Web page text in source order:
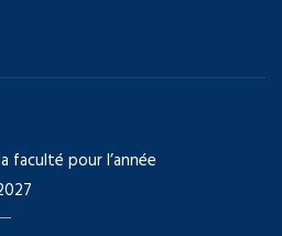
faculté pour l’année